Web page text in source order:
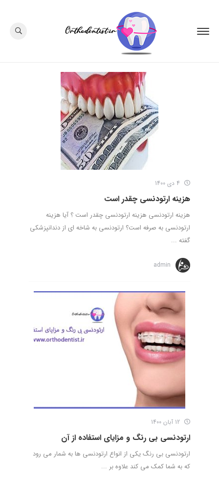
هزینه ارتودنسی چقدر است
هزینه ارتودنسی هزینه ارتودنسی چقدر است ؟ آیا هزینه
ارتودنسی به صرفه است؟ ارتودنسی به شاخه ای از دندانپزشکی
گفته ...
admin
ارتودنسی بی رنگ و مزایای استفاده از آن
ارتودنسی بی رنگ یکی از انواع ارتودنسی ها به شمار می رود
که به شما کمک می کند علاوه بر ...